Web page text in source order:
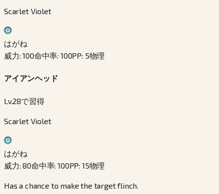
Scarlet Violet
はがね
威力:100命中率: 100PP: 5物理
アイアンヘッド
Lv.28で習得
Scarlet Violet
はがね
威力:80命中率:100PP: 15物理
Has a chance to make the target flinch.